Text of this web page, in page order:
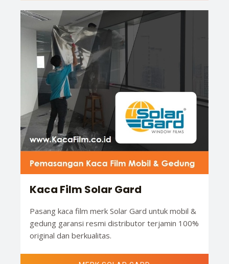
Kaca Film Solar Gard
Pasang kaca film merk Solar Gard untuk mobil &
gedung garansi resmi distributor terjamin 100%
original dan berkualitas.